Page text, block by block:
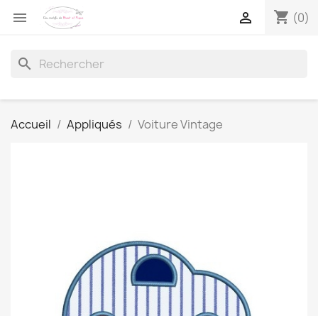
 shopping_cart (0)

search
Accueil Appliqués Voiture Vintage